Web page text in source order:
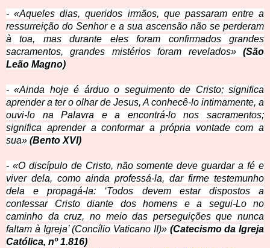
- «Aqueles dias, queridos irmãos, que passaram entre a
ressurreição do Senhor e a sua ascensão não se perderam
à toa, mas durante eles foram confirmados grandes
sacramentos, grandes mistérios foram revelados» (São
Leão Magno)
- «Ainda hoje é árduo o seguimento de Cristo; significa
aprender a ter o olhar de Jesus, A conhecê-lo intimamente, a
ouvi-lo na Palavra e a encontrá-lo nos sacramentos;
significa aprender a conformar a própria vontade com a
sua» (Bento XVI)
- «O discípulo de Cristo, não somente deve guardar a fé e
viver dela, como ainda professá-la, dar firme testemunho
dela e propagá-la: ‘Todos devem estar dispostos a
confessar Cristo diante dos homens e a segui-Lo no
caminho da cruz, no meio das perseguições que nunca
faltam à Igreja’ (Concílio Vaticano II)» (Catecismo da Igreja
Católica, nº 1.816)